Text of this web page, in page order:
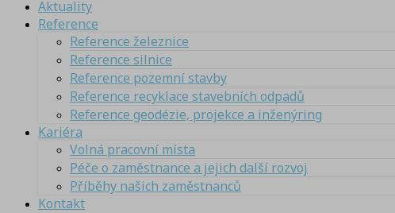
Aktuality
Reference
Reference železnice
Reference silnice
Reference pozemní stavby
Reference recyklace stavebních odpadů
Reference geodézie, projekce a inženýring
Kariéra
Volná pracovní místa
Péče o zaměstnance a jejich další rozvoj
Příběhy našich zaměstnanců
Kontakt